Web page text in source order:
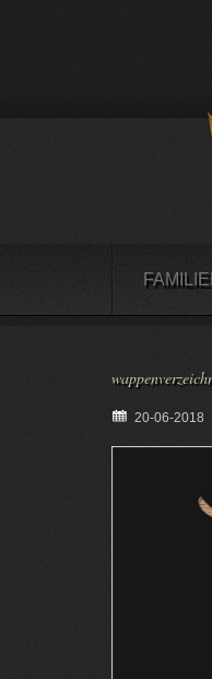
20-06-2018